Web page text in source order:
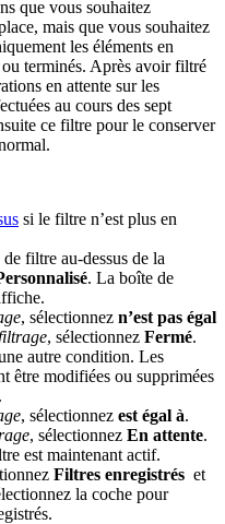
que vous souhaitez
mais que vous souhaitez
les éléments en
terminés. Après avoir filtré
en attente sur les
au cours des sept
ce filtre pour le conserver
si le filtre n’est plus en
filtre au-dessus de la
. La boîte de
, sélectionnez n’est pas égal
, sélectionnez Fermé.
autre condition. Les
être modifiées ou supprimées
, sélectionnez est égal à.
, sélectionnez En attente.
est maintenant actif.
Filtres enregistrés et
la coche pour